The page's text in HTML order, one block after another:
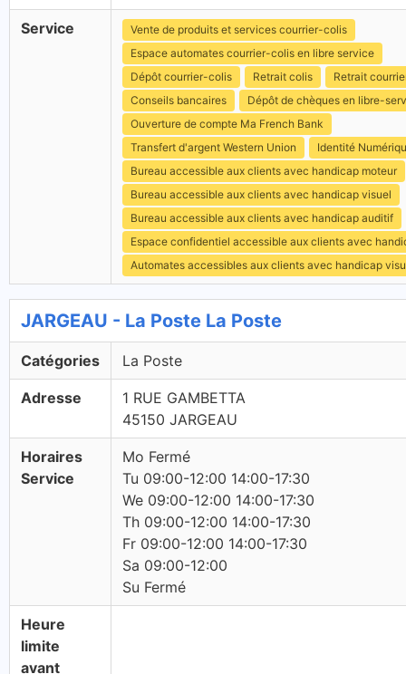
Service
Vente de produits et services courrier-colis
Espace automates courrier-colis en libre service
Dépôt courrier-colis
Retrait colis
Retrait
Conseils bancaires
Dépôt de chèques en libre-
Ouverture de compte Ma French Bank
Transfert d'argent Western Union
Identité
Bureau accessible aux clients avec handicap moteur
Bureau accessible aux clients avec handicap visuel
Bureau accessible aux clients avec handicap auditif
Espace confidentiel accessible aux clients avec
Automates accessibles aux clients avec handicap
JARGEAU - La Poste La Poste
Catégories La Poste
Adresse
1 RUE GAMBETTA
45150 JARGEAU
Horaires
Service
Mo Fermé
Tu 09:00-12:00 14:00-17:30
We 09:00-12:00 14:00-17:30
Th 09:00-12:00 14:00-17:30
Fr 09:00-12:00 14:00-17:30
Sa 09:00-12:00
Su Fermé
Heure
limite
avant